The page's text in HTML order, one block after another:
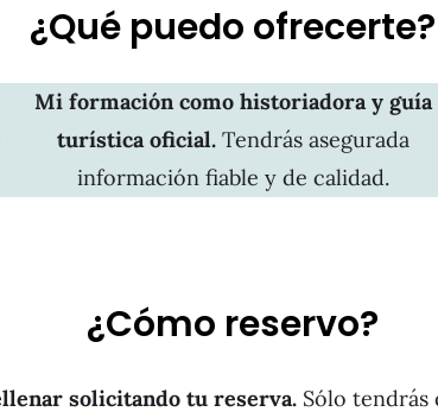
¿Qué puedo ofrecerte?
Mi formación como historiadora y guía
turística oficial.Tendrás asegurada
información fiable y de calidad.
¿Cómo reservo?
solicitando tu reserva. Sólo